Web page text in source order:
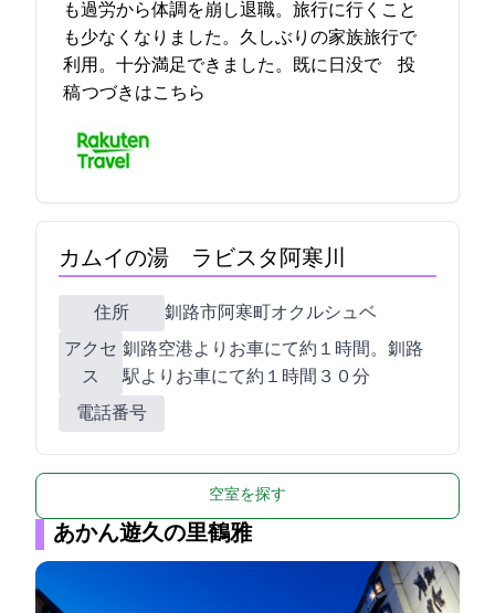
も過労から体調を崩し退職。旅行に行くこと
も少なくなりました。久しぶりの家族旅行で
利用。十分満足できました。既に日没で… 2021-12-12 14:03:22投
稿つづきはこちら
カムイの湯 ラビスタ阿寒川
住所
釧路市阿寒町オクルシュベ3-1
アクセ
ス
釧路空港よりお車にて約１時間。釧路
駅よりお車にて約１時間３０分
電話番号
空室を探す
あかん遊久の里鶴雅